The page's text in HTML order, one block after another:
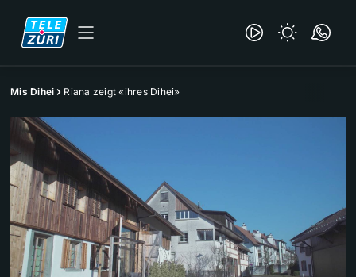
Mis Dihei Riana zeigt «ihres Dihei»